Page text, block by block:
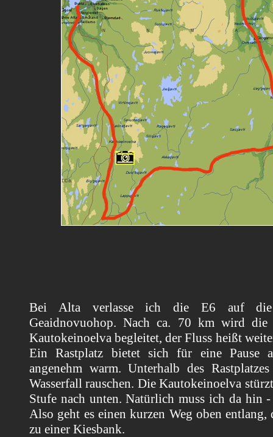
Bei Alta verlasse ich die E6 auf
Geaidnovuohop. Nach ca. 70 km wird
Kautokeinoelva begleitet, der Fluss heißt
Ein Rastplatz bietet sich für eine Pause
angenehm warm. Unterhalb des
Wasserfall rauschen. Die Kautokeinoelva
Stufe nach unten. Natürlich muss ich da hin
Also geht es einen kurzen Weg oben entlang,
zu einer Kiesbank.